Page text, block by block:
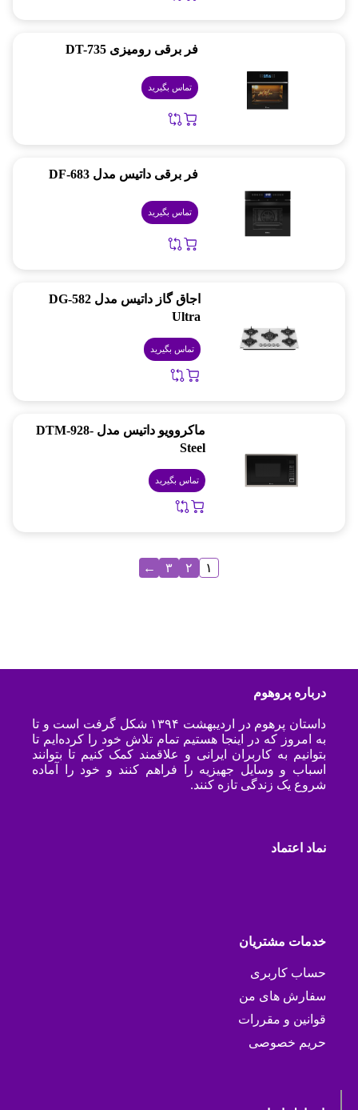
فر برقی رومیزی DT-735
تماس بگیرید
فر برقی داتیس مدل DF-683
تماس بگیرید
اجاق گاز داتیس مدل DG-582
Ultra
تماس بگیرید
ماکروویو داتیس مدل DTM-928-
Steel
تماس بگیرید
۱ ۲ ۳ ←
درباره پروهوم
داستان پرهوم در اردیبهشت ۱۳۹۴ شکل گرفت است و تا
به امروز که در اینجا هستیم تمام تلاش خود را کرده‌ایم تا
بتوانیم به کاربران ایرانی و علاقمند کمک کنیم تا بتوانند
اسباب و وسایل جهیزیه را فراهم کنند و خود را آماده
شروع یک زندگی تازه کنند.
نماد اعتماد
خدمات مشتریان
حساب کاربری
سفارش های من
قوانین و مقررات
حریم خصوصی